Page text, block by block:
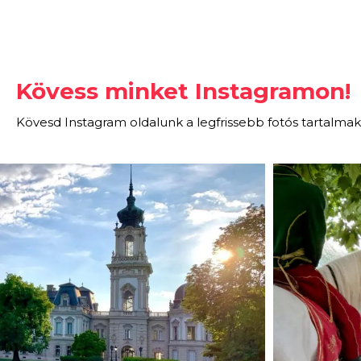
Kövess minket Instagramon!
Kövesd Instagram oldalunk a legfrissebb fotós